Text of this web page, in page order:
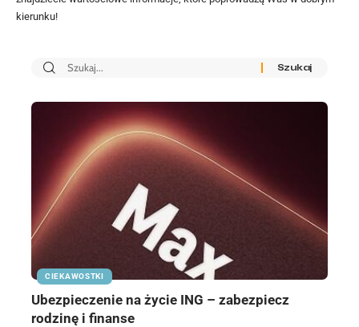
kierunku!
CIEKAWOSTKI
Ubezpieczenie na życie ING – zabezpiecz
rodzinę i finanse